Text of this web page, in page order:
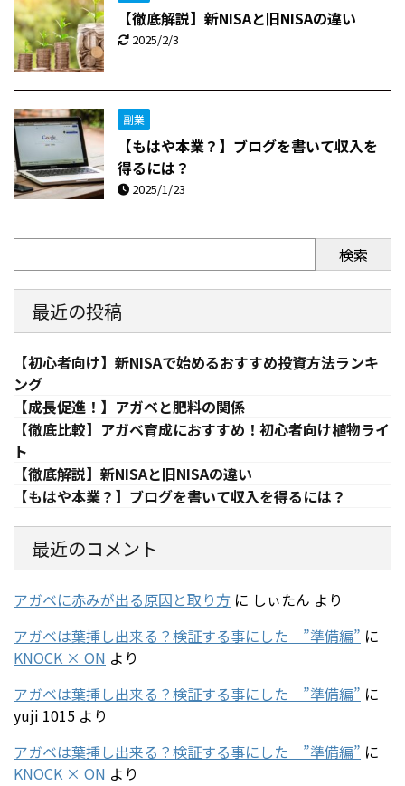
【徹底解説】新NISAと旧NISAの違い
2025/2/3
副業
【もはや本業？】ブログを書いて収入を
得るには？
2025/1/23
検索
最近の投稿
【初心者向け】新NISAで始めるおすすめ投資方法ランキ
ング
【成長促進！】アガベと肥料の関係
【徹底比較】アガベ育成におすすめ！初心者向け植物ライ
ト
【徹底解説】新NISAと旧NISAの違い
【もはや本業？】ブログを書いて収入を得るには？
最近のコメント
アガベに赤みが出る原因と取り方 に しぃたん より
アガベは葉挿し出来る？検証する事にした ”準備編” に
KNOCK × ON より
アガベは葉挿し出来る？検証する事にした ”準備編” に
yuji 1015 より
アガベは葉挿し出来る？検証する事にした ”準備編” に
KNOCK × ON より